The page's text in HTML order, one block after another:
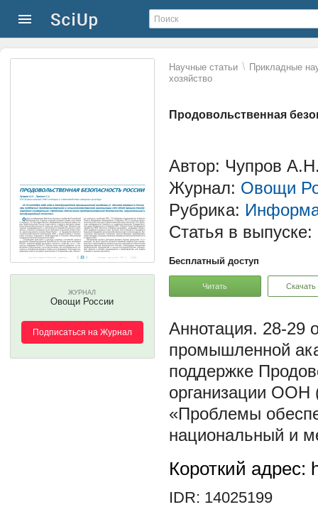
Научные статьи \ Прикладные
хозяйство
Продовольственная
ЖУРНАЛ
Овощи России
Подписаться на Журнал
Автор: Чупров
Журнал: Овощи
Рубрика:
Статья в выпуске:
Бесплатный доступ
Читать Скачать
28-29
промышленной
поддержке
организации
«Проблемы
национальный и
Короткий адрес:
IDR: 14025199